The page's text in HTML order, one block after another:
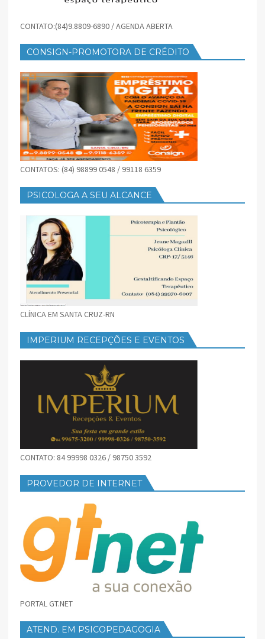
CONTATO:(84)9.8809-6890 / AGENDA ABERTA
CONSIGN-PROMOTORA DE CRÉDITO
CONTATOS: (84) 98899 0548 / 99118 6359
PSICOLOGA A SEU ALCANCE
CLÍNICA EM SANTA CRUZ-RN
IMPERIUM RECEPÇÕES E EVENTOS
CONTATO: 84 99998 0326 / 98750 3592
PROVEDOR DE INTERNET
PORTAL GT.NET
ATEND. EM PSICOPEDAGOGIA